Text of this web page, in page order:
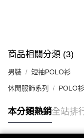
商品相關分類 (3)
男裝 短袖POLO衫
休閒服飾系列 POLO衫
本分類熱銷全站排